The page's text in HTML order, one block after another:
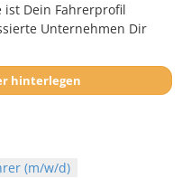
Dein Fahrerprofil
Unternehmen Dir
als Fahrer hinterlegen
(m/w/d)